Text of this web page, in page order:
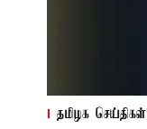
தமிழக செய்திகள்